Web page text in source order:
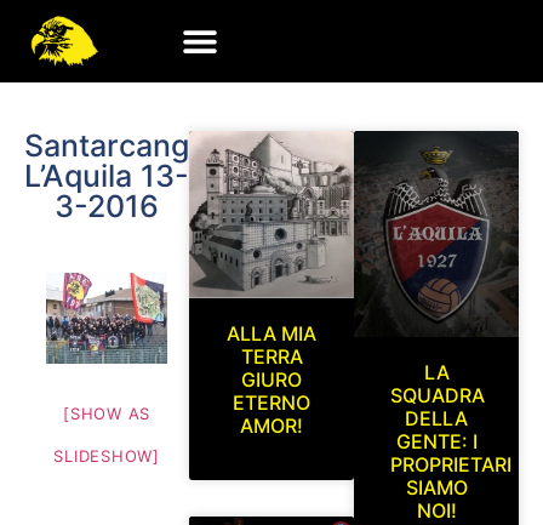
Santarcangelo-
L’Aquila 13-
3-2016
[SHOW AS
SLIDESHOW]
ALLA MIA
TERRA
GIURO
ETERNO
AMOR!
LA
SQUADRA
DELLA
GENTE: I
PROPRIETARI
SIAMO
NOI!